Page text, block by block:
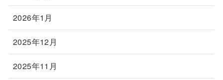
2026年1月
2025年12月
2025年11月